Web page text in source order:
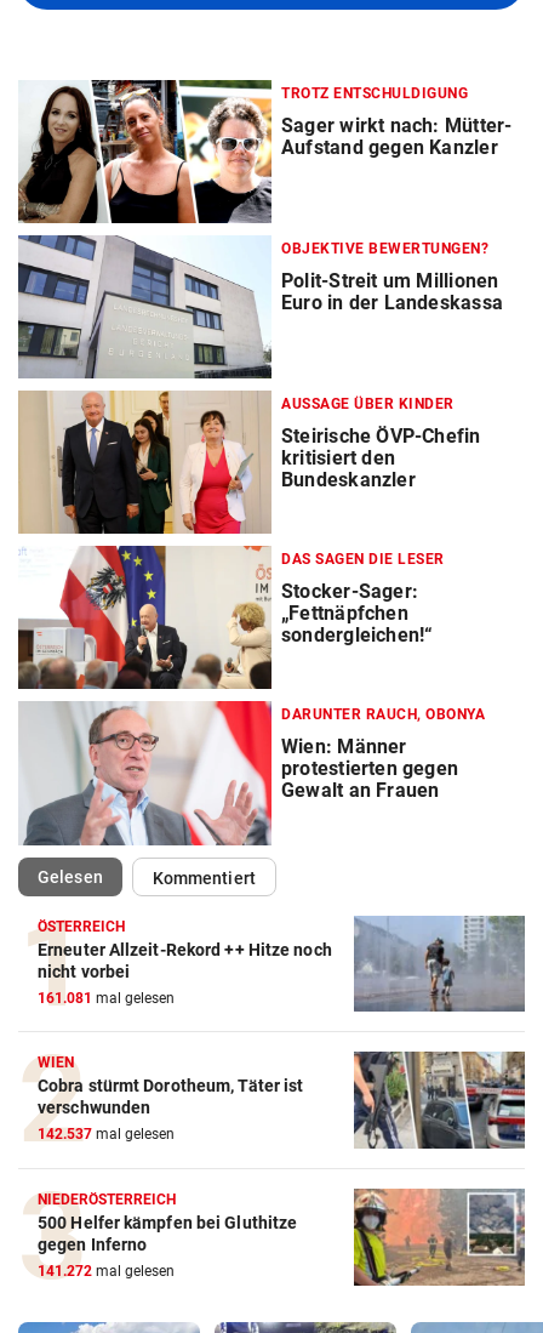
TROTZ ENTSCHULDIGUNG
Sager wirkt nach: Mütter-
Aufstand gegen Kanzler
OBJEKTIVE BEWERTUNGEN?
Polit-Streit um Millionen
Euro in der Landeskassa
AUSSAGE ÜBER KINDER
Steirische ÖVP-Chefin
kritisiert den
Bundeskanzler
DAS SAGEN DIE LESER
Stocker-Sager:
„Fettnäpfchen
sondergleichen!“
DARUNTER RAUCH, OBONYA
Wien: Männer
protestierten gegen
Gewalt an Frauen
Gelesen(ausgewählt)Kommentiert
ÖSTERREICH
Erneuter Allzeit-Rekord ++ Hitze noch
nicht vorbei
161.081 mal gelesen
WIEN
Cobra stürmt Dorotheum, Täter ist
verschwunden
142.537 mal gelesen
NIEDERÖSTERREICH
500 Helfer kämpfen bei Gluthitze
gegen Inferno
141.272 mal gelesen